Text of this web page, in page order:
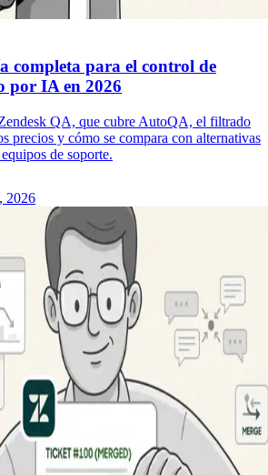
completa para el control de
por IA en 2026
QA, que cubre AutoQA, el filtrado
precios y cómo se compara con alternativas
de soporte.
2026